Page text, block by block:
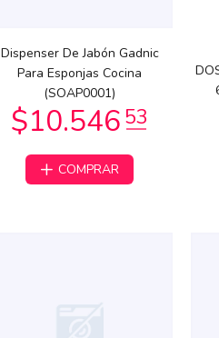
Dispenser De Jabón Gadnic
Para Esponjas Cocina
(SOAP0001)
COMPRAR
$29.49000 $25.990